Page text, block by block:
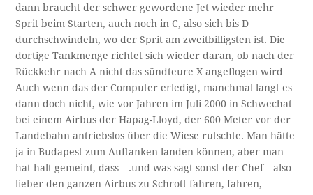
dann braucht der schwer gewordene Jet wieder mehr
Sprit beim Starten, auch noch in C, also sich bis D
durchschwindeln, wo der Sprit am zweitbilligsten ist. Die
dortige Tankmenge richtet sich wieder daran, ob nach der
Rückkehr nach A nicht das sündteure X angeflogen wird…
Auch wenn das der Computer erledigt, manchmal langt es
dann doch nicht, wie vor Jahren im Juli 2000 in Schwechat
bei einem Airbus der Hapag-Lloyd, der 600 Meter vor der
Landebahn antriebslos über die Wiese rutschte. Man hätte
ja in Budapest zum Auftanken landen können, aber man
hat halt gemeint, dass….und was sagt sonst der Chef…also
lieber den ganzen Airbus zu Schrott fahren, fahren,